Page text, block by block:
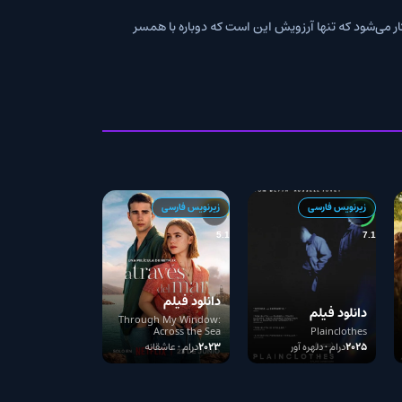
رویدادهای تاریخی از منظر مردی آلابامایی با ضریب هوشی 75 آشکار می‌شود که تنها آرزویش این است که دوباره با همسر
آور
5.1
زیرنویس فارسی
Through My
Window: Across
the Sea 2023
Through My Window:
Across the Sea
2023